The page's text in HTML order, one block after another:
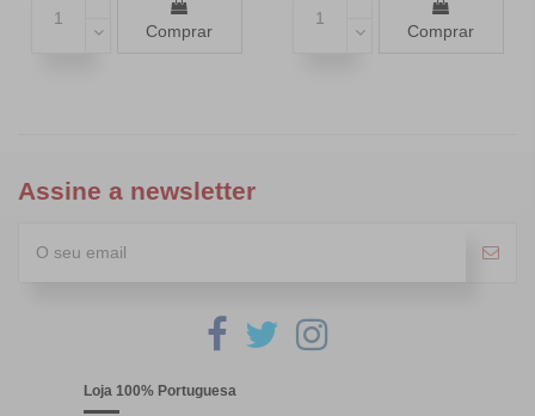
Comprar Comprar
Assine a newsletter
Loja 100% Portuguesa